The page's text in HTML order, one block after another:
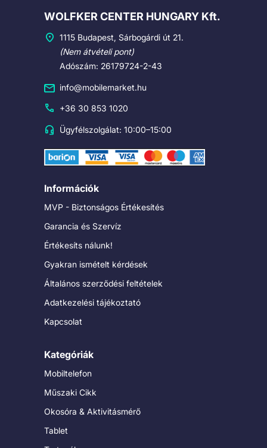
Cégadatok
WOLFKER CENTER HUNGARY Kft.
1115 Budapest, Sárbogárdi út 21.
(Nem átvételi pont)
Adószám: 26179724-2-43
info@mobilemarket.hu
+36 30 853 1020
Ügyfélszolgálat: 10:00–15:00
Információk
MVP - Biztonságos Értékesítés
Garancia és Szervíz
Értékesíts nálunk!
Gyakran ismételt kérdések
Általános szerződési feltételek
Adatkezelési tájékoztató
Kapcsolat
Kategóriák
Mobiltelefon
Műszaki Cikk
Okosóra & Aktivitásmérő
Tablet